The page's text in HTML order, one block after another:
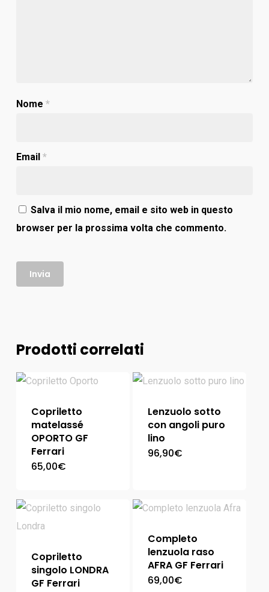
Nome *
Email *
Salva il mio nome, email e sito web in questo
browser per la prossima volta che commento.
Prodotti correlati
Copriletto
matelassé
OPORTO GF
Ferrari
65,00€
Lenzuolo sotto
con angoli puro
lino
96,90€
Copriletto
singolo LONDRA
GF Ferrari
Completo
lenzuola raso
AFRA GF Ferrari
69,00€